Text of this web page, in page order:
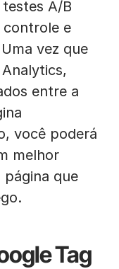
A/B
controle e
vez que
entre a
você poderá
melhor
página que
Tag